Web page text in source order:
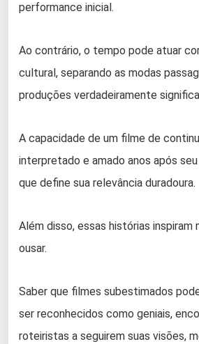
performance inicial.
Ao contrário, o tempo pode atuar
cultural, separando as modas
produções verdadeiramente
A capacidade de um filme de
interpretado e amado anos após
que define sua relevância duradoura.
Além disso, essas histórias inspiram
ousar.
Saber que filmes subestimados
ser reconhecidos como geniais,
roteiristas a seguirem suas visões,